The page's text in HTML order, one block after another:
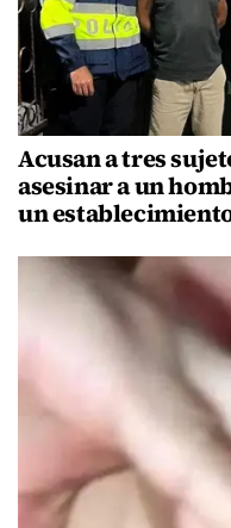
Acusan a tres
asesinar a un
un